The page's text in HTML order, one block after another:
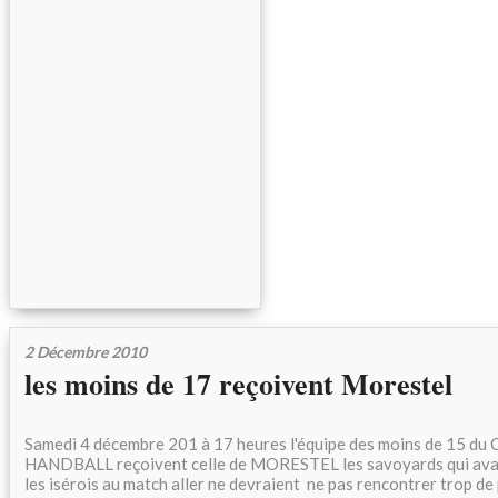
2 Décembre 2010
les moins de 17 reçoivent Morestel
Samedi 4 décembre 201 à 17 heures l'équipe des moins de 15 du
HANDBALL reçoivent celle de MORESTEL les savoyards qui
les isérois au match aller ne devraient ne pas rencontrer trop de